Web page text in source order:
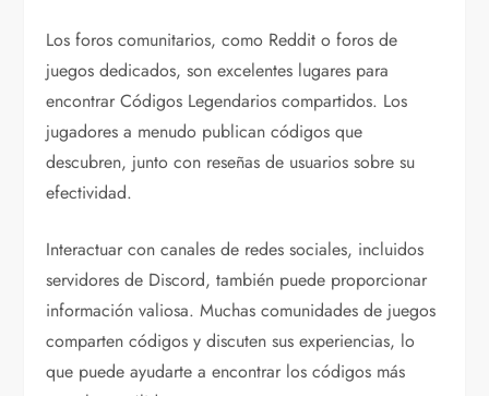
Los foros comunitarios, como Reddit o foros de
juegos dedicados, son excelentes lugares para
encontrar Códigos Legendarios compartidos. Los
jugadores a menudo publican códigos que
descubren, junto con reseñas de usuarios sobre su
efectividad.
Interactuar con canales de redes sociales, incluidos
servidores de Discord, también puede proporcionar
información valiosa. Muchas comunidades de juegos
comparten códigos y discuten sus experiencias, lo
que puede ayudarte a encontrar los códigos más